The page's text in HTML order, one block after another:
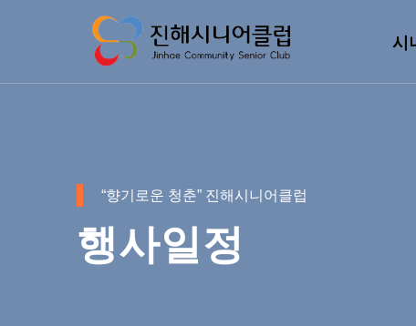
시
“향기로운 청춘” 진해시니어클럽
행사일정